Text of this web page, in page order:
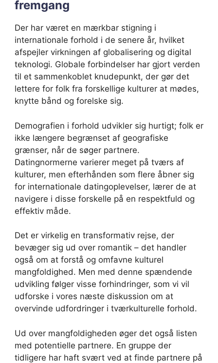
fremgang
Der har været en mærkbar stigning i
internationale forhold i de senere år, hvilket
afspejler virkningen af globalisering og digital
teknologi. Globale forbindelser har gjort verden
til et sammenkoblet knudepunkt, der gør det
lettere for folk fra forskellige kulturer at mødes,
knytte bånd og forelske sig.
Demografien i forhold udvikler sig hurtigt; folk er
ikke længere begrænset af geografiske
grænser, når de søger partnere.
Datingnormerne varierer meget på tværs af
kulturer, men efterhånden som flere åbner sig
for internationale datingoplevelser, lærer de at
navigere i disse forskelle på en respektfuld og
effektiv måde.
Det er virkelig en transformativ rejse, der
bevæger sig ud over romantik – det handler
også om at forstå og omfavne kulturel
mangfoldighed. Men med denne spændende
udvikling følger visse forhindringer, som vi vil
udforske i vores næste diskussion om at
overvinde udfordringer i tværkulturelle forhold.
Ud over mangfoldigheden øger det også listen
med potentielle partnere. En gruppe der
tidligere har haft svært ved at finde partnere på